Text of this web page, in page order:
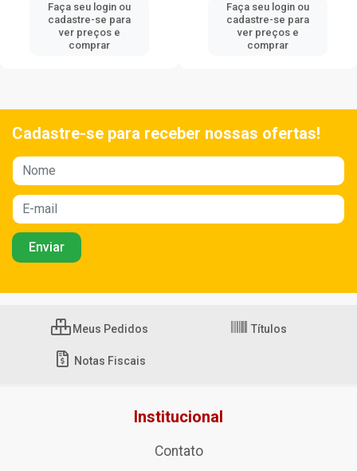
Faça seu login ou
cadastre-se para
ver preços e
comprar
Faça seu login ou
cadastre-se para
ver preços e
comprar
Cadastre-se para receber nossas ofertas!
Meus Pedidos Títulos
Notas Fiscais
Institucional
Contato